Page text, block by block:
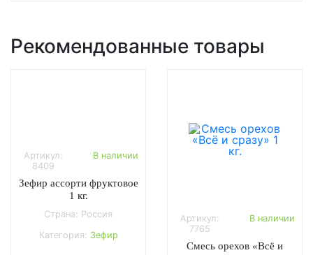
Рекомендованные товары
Артикул:
8409
В наличии
Зефир ассорти фруктовое
1 кг.
Страна: Россия
Категория: Зефир
Артикул:
7765
В наличии
Смесь орехов «Всё и